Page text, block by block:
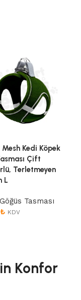
Kedi Köpek
Çift
Terletmeyen
L
Göğüs Tasması
₺ KDV
Konfor